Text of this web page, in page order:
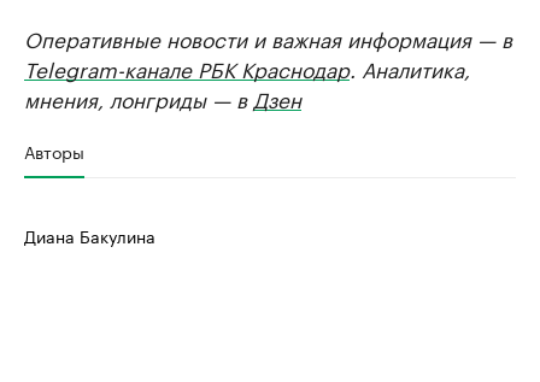
Оперативные новости и важная информация — в
Telegram-канале РБК Краснодар. Аналитика,
мнения, лонгриды — в Дзен
Авторы
Диана Бакулина